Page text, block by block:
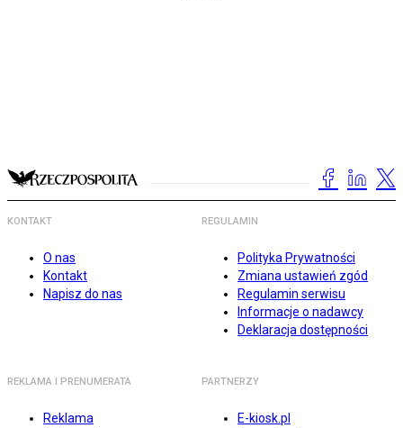
KONTAKT
O nas
Kontakt
Napisz do nas
REGULAMIN
Polityka Prywatności
Zmiana ustawień zgód
Regulamin serwisu
Informacje o nadawcy
Deklaracja dostępności
REKLAMA I PRENUMERATA
Reklama
PARTNERZY
E-kiosk.pl